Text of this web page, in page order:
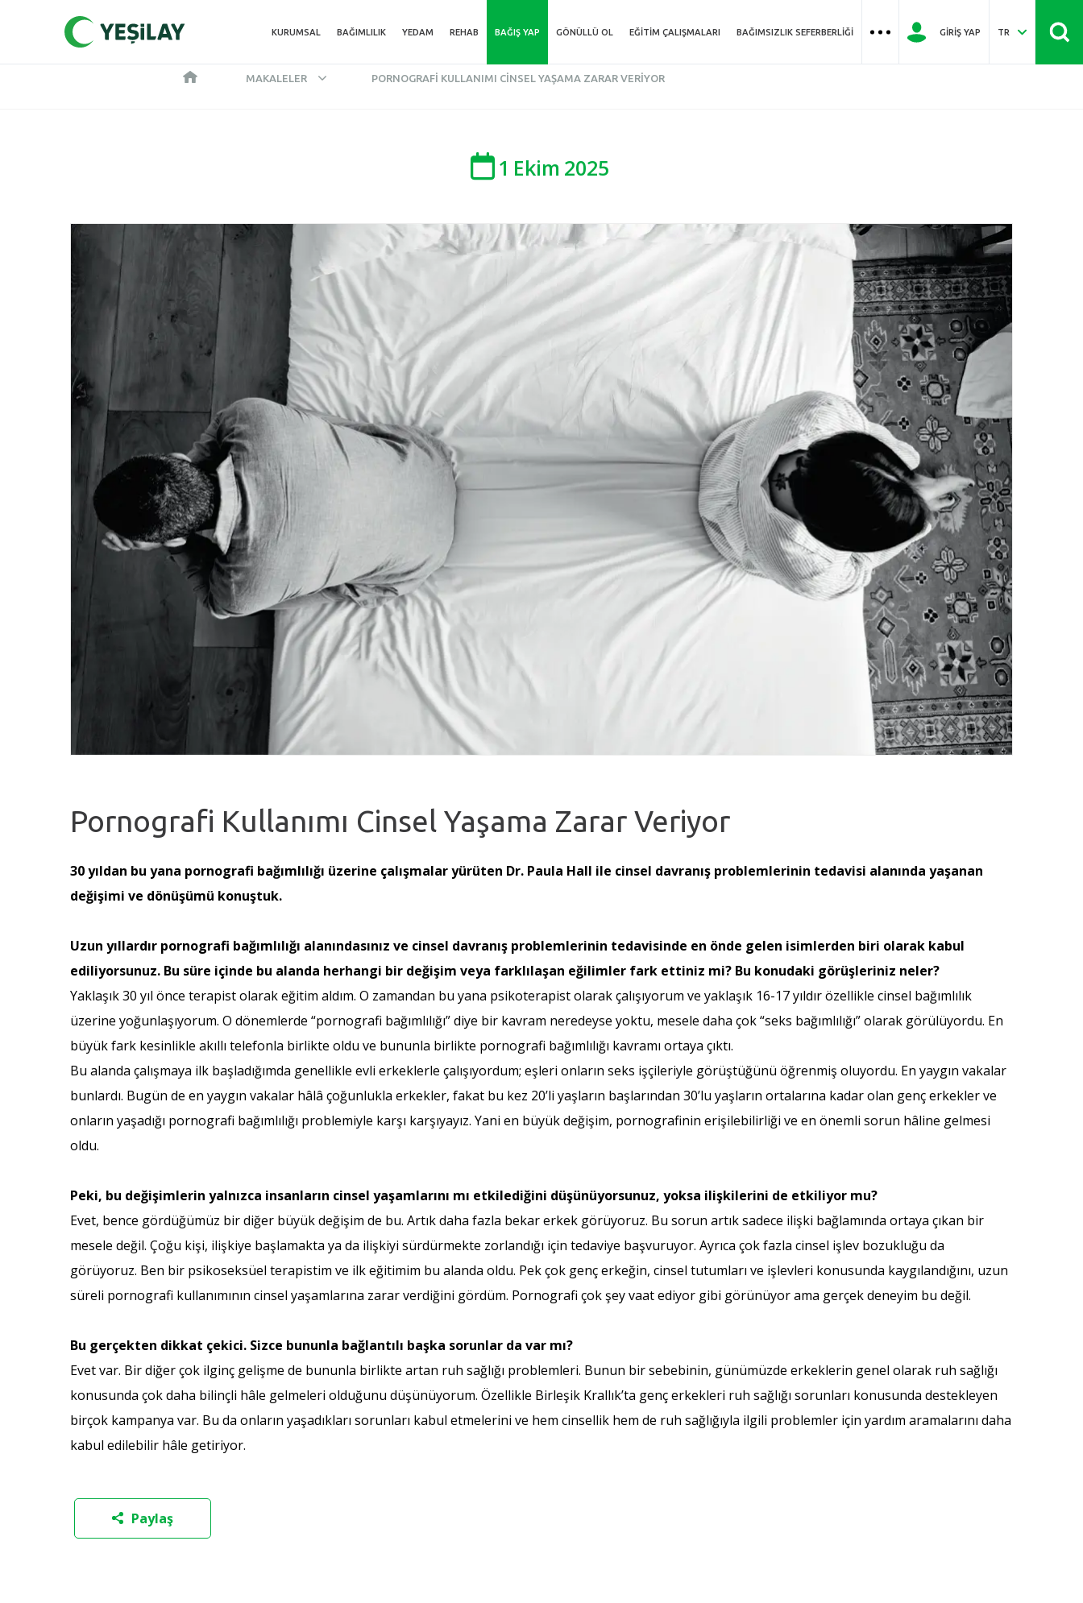
KURUMSAL BAĞIMLILIK YEDAM REHAB BAĞIŞ YAP GÖNÜLLÜ OL EĞITIM ÇALIŞMALARI BAĞIMSIZLIK SEFERBERLIĞI GIRIŞ YAP TR
MAKALELER PORNOGRAFI KULLANIMI CINSEL YAŞAMA ZARAR VERIYOR
1 Ekim 2025
Pornografi Kullanımı Cinsel Yaşama Zarar Veriyor
30 yıldan bu yana pornografi bağımlılığı üzerine çalışmalar yürüten Dr. Paula Hall ile cinsel davranış problemlerinin tedavisi alanında yaşanan
değişimi ve dönüşümü konuştuk.
Uzun yıllardır pornografi bağımlılığı alanındasınız ve cinsel davranış problemlerinin tedavisinde en önde gelen isimlerden biri olarak kabul
ediliyorsunuz. Bu süre içinde bu alanda herhangi bir değişim veya farklılaşan eğilimler fark ettiniz mi? Bu konudaki görüşleriniz neler?
Yaklaşık 30 yıl önce terapist olarak eğitim aldım. O zamandan bu yana psikoterapist olarak çalışıyorum ve yaklaşık 16-17 yıldır özellikle cinsel bağımlılık
üzerine yoğunlaşıyorum. O dönemlerde “pornografi bağımlılığı” diye bir kavram neredeyse yoktu, mesele daha çok “seks bağımlılığı” olarak görülüyordu. En
büyük fark kesinlikle akıllı telefonla birlikte oldu ve bununla birlikte pornografi bağımlılığı kavramı ortaya çıktı.
Bu alanda çalışmaya ilk başladığımda genellikle evli erkeklerle çalışıyordum; eşleri onların seks işçileriyle görüştüğünü öğrenmiş oluyordu. En yaygın vakalar
bunlardı. Bugün de en yaygın vakalar hâlâ çoğunlukla erkekler, fakat bu kez 20’li yaşların başlarından 30’lu yaşların ortalarına kadar olan genç erkekler ve
onların yaşadığı pornografi bağımlılığı problemiyle karşı karşıyayız. Yani en büyük değişim, pornografinin erişilebilirliği ve en önemli sorun hâline gelmesi
oldu.
Peki, bu değişimlerin yalnızca insanların cinsel yaşamlarını mı etkilediğini düşünüyorsunuz, yoksa ilişkilerini de etkiliyor mu?
Evet, bence gördüğümüz bir diğer büyük değişim de bu. Artık daha fazla bekar erkek görüyoruz. Bu sorun artık sadece ilişki bağlamında ortaya çıkan bir
mesele değil. Çoğu kişi, ilişkiye başlamakta ya da ilişkiyi sürdürmekte zorlandığı için tedaviye başvuruyor. Ayrıca çok fazla cinsel işlev bozukluğu da
görüyoruz. Ben bir psikoseksüel terapistim ve ilk eğitimim bu alanda oldu. Pek çok genç erkeğin, cinsel tutumları ve işlevleri konusunda kaygılandığını, uzun
süreli pornografi kullanımının cinsel yaşamlarına zarar verdiğini gördüm. Pornografi çok şey vaat ediyor gibi görünüyor ama gerçek deneyim bu değil.
Bu gerçekten dikkat çekici. Sizce bununla bağlantılı başka sorunlar da var mı?
Evet var. Bir diğer çok ilginç gelişme de bununla birlikte artan ruh sağlığı problemleri. Bunun bir sebebinin, günümüzde erkeklerin genel olarak ruh sağlığı
konusunda çok daha bilinçli hâle gelmeleri olduğunu düşünüyorum. Özellikle Birleşik Krallık’ta genç erkekleri ruh sağlığı sorunları konusunda destekleyen
birçok kampanya var. Bu da onların yaşadıkları sorunları kabul etmelerini ve hem cinsellik hem de ruh sağlığıyla ilgili problemler için yardım aramalarını daha
kabul edilebilir hâle getiriyor.
Paylaş